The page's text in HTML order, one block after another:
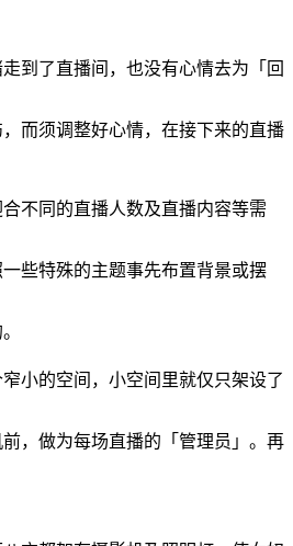
到了直播间，也没有心情去为「回
而须调整好心情，在接下来的直播
不同的直播人数及直播内容等需
些特殊的主题事先布置背景或摆
小的空间，小空间里就仅只架设了
，做为每场直播的「管理员」。再